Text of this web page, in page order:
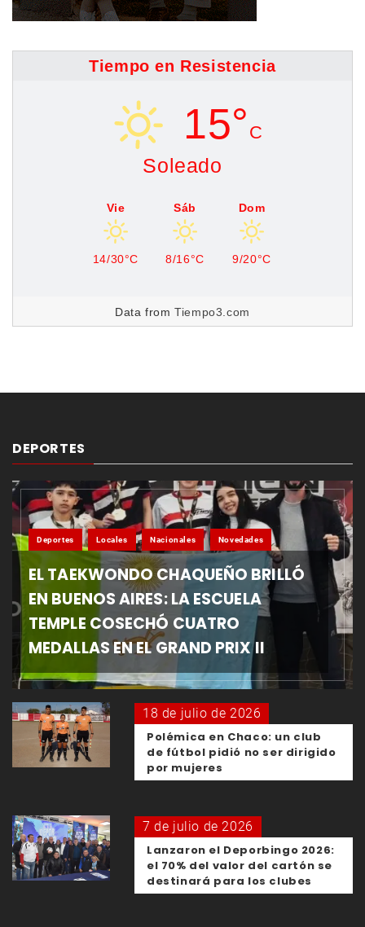
Tiempo en Resistencia
15° C
Soleado
Vie
14/30°C
Sáb
8/16°C
Dom
9/20°C
Data fromTiempo3.com
DEPORTES
Deportes Locales Nacionales Novedades
EL TAEKWONDO CHAQUEÑO BRILLÓ
EN BUENOS AIRES: LA ESCUELA
TEMPLE COSECHÓ CUATRO
MEDALLAS EN EL GRAND PRIX II
18 de julio de 2026
Polémica en Chaco: un club
de fútbol pidió no ser dirigido
por mujeres
7 de julio de 2026
Lanzaron el Deporbingo 2026:
el 70% del valor del cartón se
destinará para los clubes